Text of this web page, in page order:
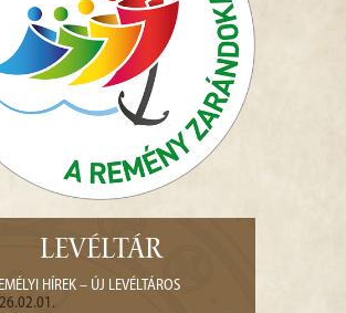
LEVÉLTÁR
HÍREK – ÚJ LEVÉLTÁROS